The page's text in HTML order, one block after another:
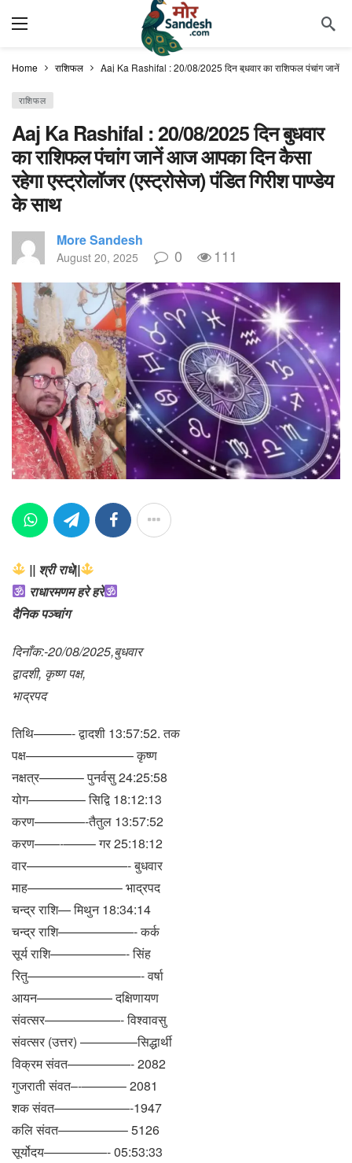
Home राशिफल Aaj Ka Rashifal : 20/08/2025 दिन बुधवार का राशिफल पंचांग जानें
राशिफल
Aaj Ka Rashifal : 20/08/2025 दिन बुधवार
का राशिफल पंचांग जानें आज आपका दिन कैसा
रहेगा एस्ट्रोलॉजर (एस्ट्रोसेज) पंडित गिरीश पाण्डेय
के साथ
More Sandesh
August 20, 2025 0 111
|| श्री राधे||
राधारमणम हरे हरे
दैनिक पञ्चांग
दिनाँक:-20/08/2025,बुधवार
द्वादशी, कृष्ण पक्ष,
भाद्रपद
तिथि———- द्वादशी 13:57:52. तक
पक्ष————————– कृष्ण
नक्षत्र———– पुनर्वसु 24:25:58
योग————– सिद्वि 18:12:13
करण————-तैतुल 13:57:52
करण——‐——– गर 25:18:12
वार————————- बुधवार
माह———————– भाद्रपद
चन्द्र राशि— मिथुन 18:34:14
चन्द्र राशि——————- कर्क
सूर्य राशि——————- सिंह
रितु—————————- वर्षा
आयन—————— दक्षिणायण
संवत्सर——————- विश्वावसु
संवत्सर (उत्तर) ————–सिद्धार्थी
विक्रम संवत—————- 2082
गुजराती संवत–‐———– 2081
शक संवत——————-1947
कलि संवत—————– 5126
सूर्योदय—————- 05:53:33